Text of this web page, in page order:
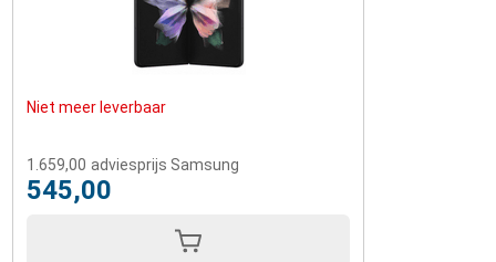
Niet meer leverbaar
1.659,00 adviesprijs Samsung
545,00